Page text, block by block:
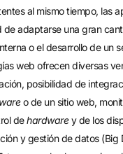
al mismo tiempo, las
de adaptarse una gran
o el desarrollo de un
web ofrecen diversas
posibilidad de
o de un sitio web,
dehardwarey de los
y gestión de datos (Big